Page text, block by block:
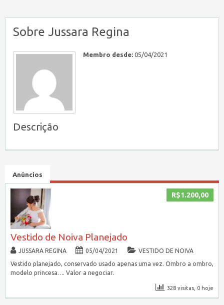
Sobre Jussara Regina
Membro desde: 05/04/2021
Descrição
Anúncios
R$1.200,00
Vestido de Noiva Planejado
JUSSARA REGINA 05/04/2021
VESTIDO DE NOIVA
Vestido planejado, conservado usado apenas uma vez. Ombro a ombro,
modelo princesa…. Valor a negociar.
328 visitas, 0 hoje